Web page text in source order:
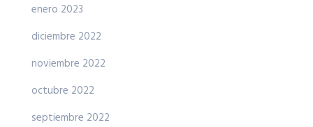
enero 2023
diciembre 2022
noviembre 2022
octubre 2022
septiembre 2022